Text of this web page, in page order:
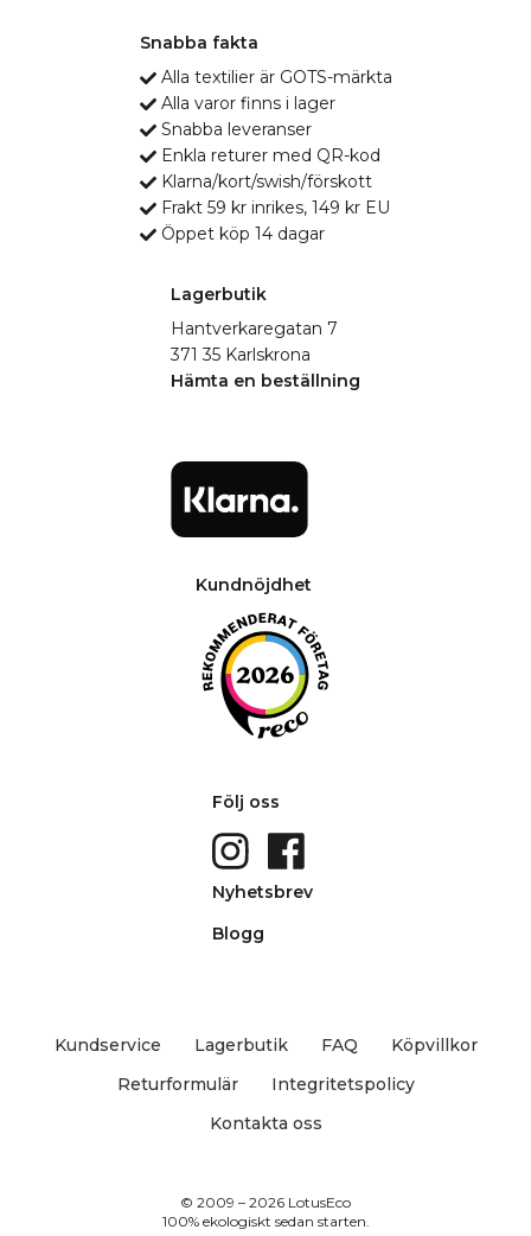
Snabba fakta
Alla textilier är GOTS-märkta
Alla varor finns i lager
Snabba leveranser
Enkla returer med QR-kod
Klarna/kort/swish/förskott
Frakt 59 kr inrikes, 149 kr EU
Öppet köp 14 dagar
Lagerbutik
Hantverkaregatan 7
371 35 Karlskrona
Hämta en beställning
Kundnöjdhet
Följ oss
Nyhetsbrev
Blogg
Kundservice Lagerbutik FAQ
Köpvillkor
Returformulär
Integritetspolicy
Kontakta oss
© 2009 – 2026 LotusEco
100% ekologiskt sedan starten.